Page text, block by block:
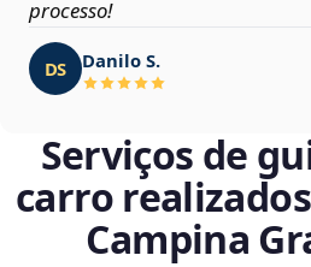
processo!
DS Danilo S.
Serviços de
carro
Campina